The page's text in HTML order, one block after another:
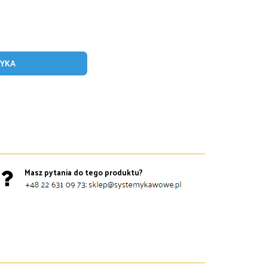
Masz pytania do tego produktu?